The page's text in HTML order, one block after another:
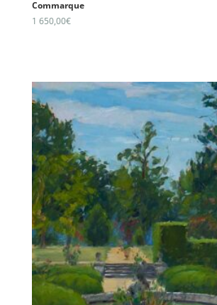
Commarque
1 650,00€